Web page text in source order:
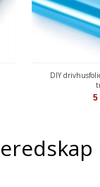
DIY
5